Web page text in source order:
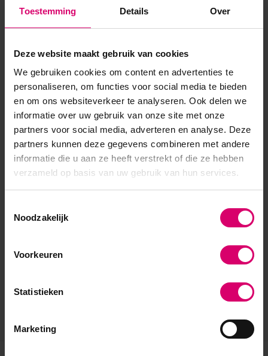
Toestemming Details Over
Deze website maakt gebruik van cookies
We gebruiken cookies om content en advertenties te
personaliseren, om functies voor social media te bieden
en om ons websiteverkeer te analyseren. Ook delen we
informatie over uw gebruik van onze site met onze
partners voor social media, adverteren en analyse. Deze
partners kunnen deze gegevens combineren met andere
informatie die u aan ze heeft verstrekt of die ze hebben
verzameld op basis van uw gebruik van hun services.
Noodzakelijk
Voorkeuren
Statistieken
Marketing
Artikelnummer 12509
SKU 110696